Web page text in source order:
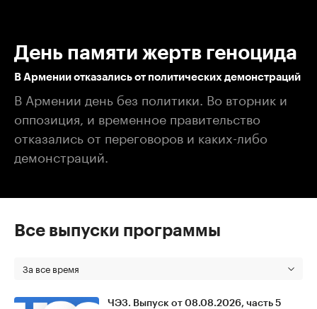
День памяти жертв геноцида
В Армении отказались от политических демонстраций
В Армении день без политики. Во вторник и
оппозиция, и временное правительство
отказались от переговоров и каких-либо
демонстраций.
Все выпуски программы
За все время
ЧЭЗ. Выпуск от 08.08.2026, часть 5